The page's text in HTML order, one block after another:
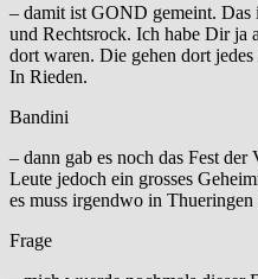
– damit ist GOND gemeint. Das
und Rechtsrock. Ich habe Dir ja
dort waren. Die gehen dort
In Rieden.
Bandini
– dann gab es noch das Fest der
Leute jedoch ein grosses
es muss irgendwo in Thueringen
Frage